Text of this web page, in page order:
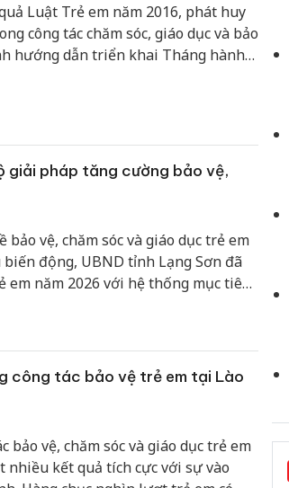
Luật Trẻ em năm 2016, phát huy
công tác chăm sóc, giáo dục và bảo
hướng dẫn triển khai Tháng hành
giải pháp tăng cường bảo vệ,
bảo vệ, chăm sóc và giáo dục trẻ em
động, UBND tỉnh Lạng Sơn đã
em năm 2026 với hệ thống mục tiêu
và tính bền vững” trong công
công tác bảo vệ trẻ em tại Lào
bảo vệ, chăm sóc và giáo dục trẻ em
nhiều kết quả tích cực với sự vào